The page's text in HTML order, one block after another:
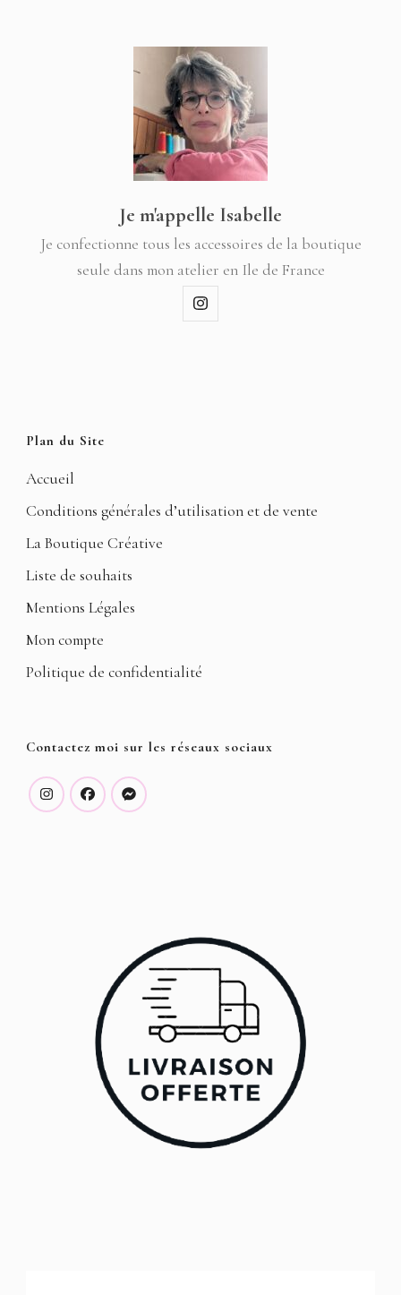
Je m'appelle Isabelle
Je confectionne tous les accessoires de la boutique
seule dans mon atelier en Ile de France
Plan du Site
Accueil
Conditions générales d’utilisation et de vente
La Boutique Créative
Liste de souhaits
Mentions Légales
Mon compte
Politique de confidentialité
Contactez moi sur les réseaux sociaux